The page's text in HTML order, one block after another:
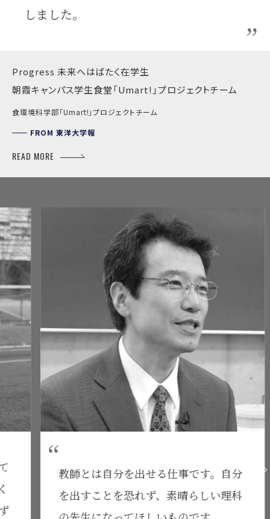
しました。
Progress 未来へはばたく在学生
朝霞キャンパス学生食堂「Umart!」プロジェクトチーム
食環境科学部「Umart!」プロジェクトチーム
FROM 東洋大学報
READ MORE
教師とは自分を出せる仕事です。自分
を出すことを恐れず、素晴らしい理科